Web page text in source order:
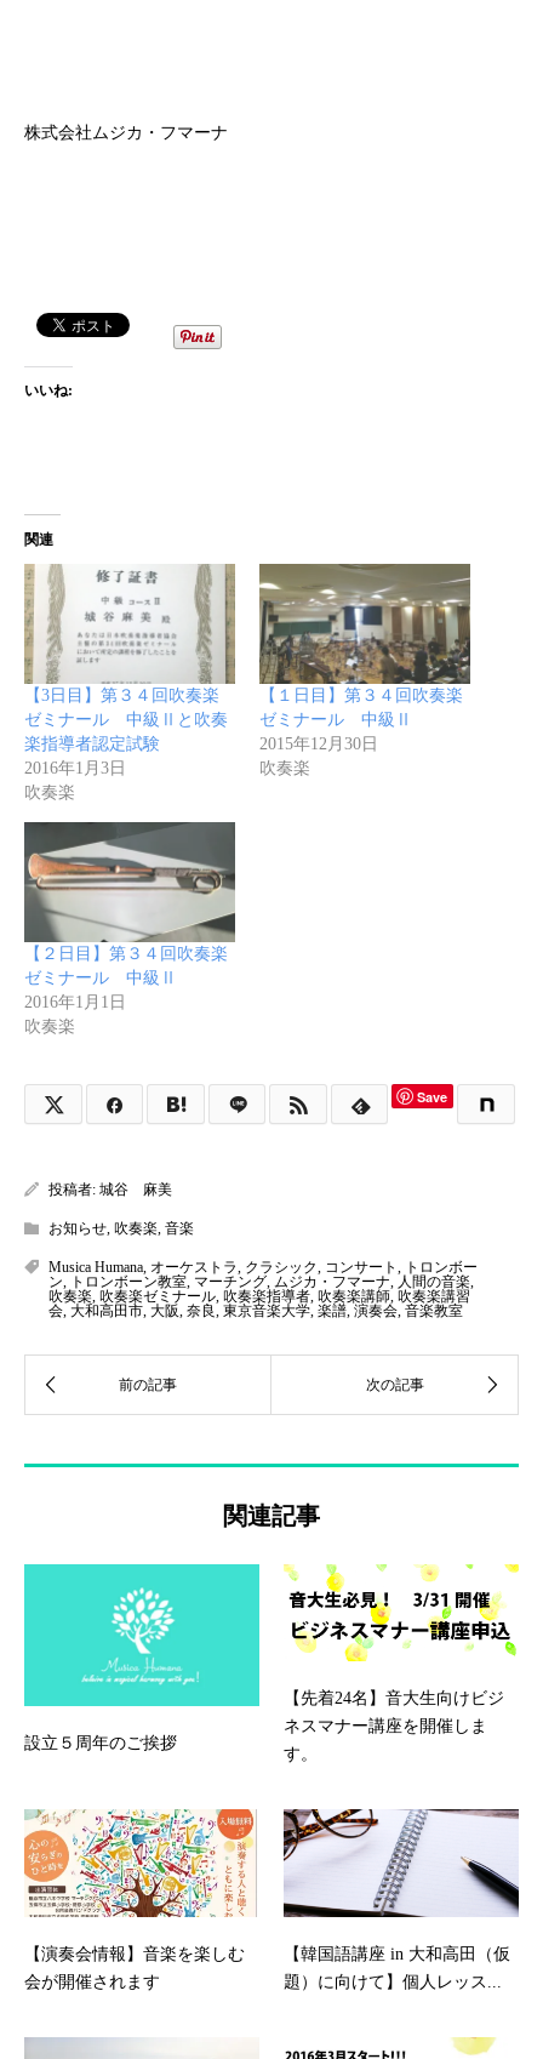
株式会社ムジカ・フマーナ
いいね:
関連
【3日目】第３４回吹奏楽
ゼミナール 中級Ⅱと吹奏
楽指導者認定試験
2016年1月3日
吹奏楽
【１日目】第３４回吹奏楽
ゼミナール 中級Ⅱ
2015年12月30日
吹奏楽
【２日目】第３４回吹奏楽
ゼミナール 中級Ⅱ
2016年1月1日
吹奏楽
Save
投稿者: 城谷 麻美
お知らせ, 吹奏楽, 音楽
Musica Humana, オーケストラ, クラシック, コンサート , トロンボー
ン, トロンボーン教室, マーチング, ムジカ・フマーナ, 人間の音楽,
吹奏楽, 吹奏楽ゼミナール, 吹奏楽指導者, 吹奏楽講師, 吹奏楽講習
会, 大和高田市, 大阪, 奈良, 東京音楽大学, 楽譜, 演奏会, 音楽教室
関連記事
設立５周年のご挨拶
【先着24名】音大生向けビジ
ネスマナー講座を開催しま
す。
【演奏会情報】音楽を楽しむ
会が開催されます
【韓国語講座 in 大和高田（仮
題）に向けて】個人レッス...